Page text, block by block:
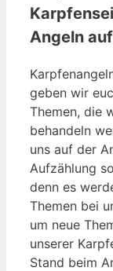
Angeln
geben wir
Themen, die
behandeln
uns auf der
Aufzählung
denn es
Themen bei
um neue
unserer
Stand beim